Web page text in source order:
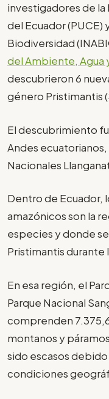
investigadores de
del Ecuador
Biodiversidad
del Ambiente, Agua
descubrieron 6
género Pristimantis
El descubrimiento
Andes
Nacionales
Dentro de Ecuador,
amazónicos son la
especies y donde
Pristimantis durante
En esa región, el
Parque Nacional
comprenden
montanos y
sido escasos debido
condiciones